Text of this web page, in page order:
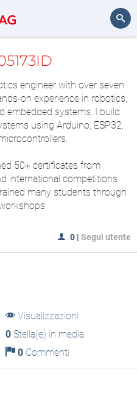
engineer with over seven
on experience in robotics,
embedded systems. I build
using Arduino, ESP32,
50+ certificates from
international competitions
many students through
0 | Segui utente
Visualizzazioni
0Stella(e) in media
0Commenti